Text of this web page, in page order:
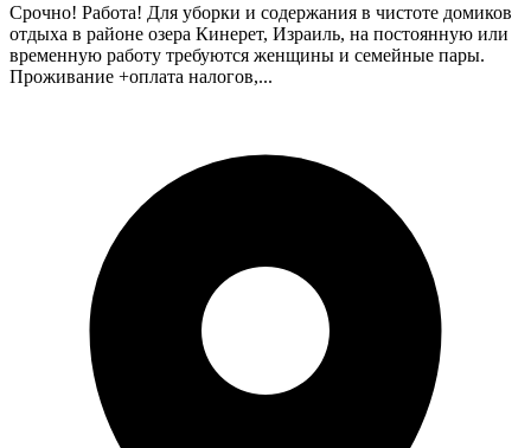
Срочно! Работа! Для уборки и содержания в чистоте домиков
отдыха в районе озера Кинерет, Израиль, на постоянную или
временную работу требуются женщины и семейные пары.
Проживание +оплата налогов,...